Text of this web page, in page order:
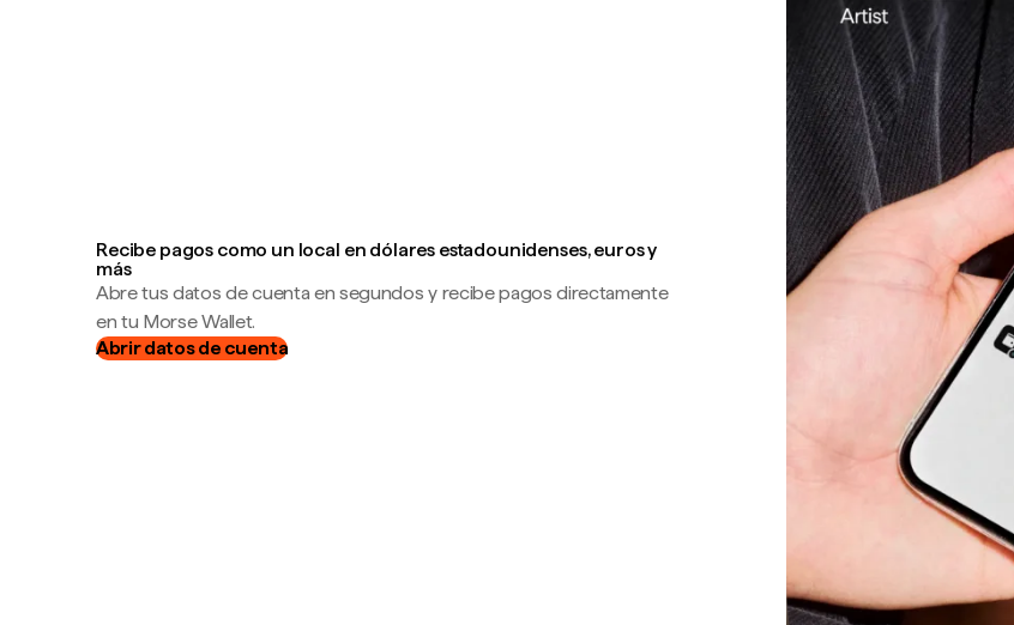
Recibe pagos como un local en dólares estadounidenses, euros y
más
Abre tus datos de cuenta en segundos y recibe pagos directamente
en tu Morse Wallet.
Abrir datos de cuenta